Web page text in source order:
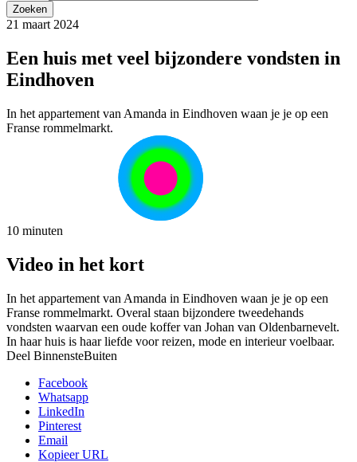
21 maart 2024
Een huis met veel bijzondere vondsten in
Eindhoven
In het appartement van Amanda in Eindhoven waan je je op een
Franse rommelmarkt.
10 minuten
Video in het kort
In het appartement van Amanda in Eindhoven waan je je op een
Franse rommelmarkt. Overal staan bijzondere tweedehands
vondsten waarvan een oude koffer van Johan van Oldenbarnevelt.
In haar huis is haar liefde voor reizen, mode en interieur voelbaar.
Deel BinnensteBuiten
Facebook
Whatsapp
LinkedIn
Pinterest
Email
Kopieer URL